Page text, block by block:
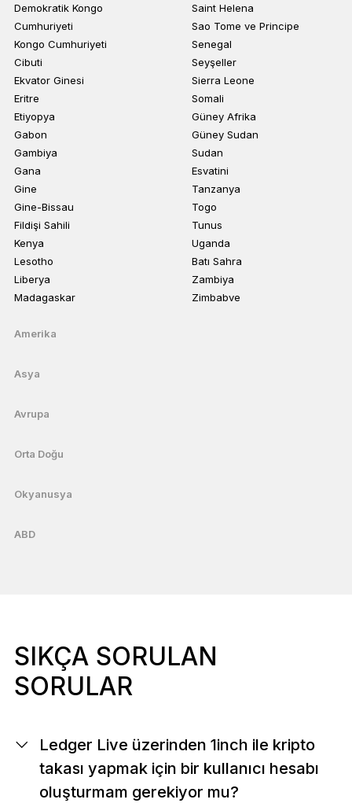
Demokratik Kongo
Cumhuriyeti
Kongo Cumhuriyeti
Cibuti
Ekvator Ginesi
Eritre
Etiyopya
Gabon
Gambiya
Gana
Gine
Gine-Bissau
Fildişi Sahili
Kenya
Lesotho
Liberya
Madagaskar
Saint Helena
Sao Tome ve Principe
Senegal
Seyşeller
Sierra Leone
Somali
Güney Afrika
Güney Sudan
Sudan
Esvatini
Tanzanya
Togo
Tunus
Uganda
Batı Sahra
Zambiya
Zimbabve
Amerika
Asya
Avrupa
Orta Doğu
Okyanusya
ABD
SIKÇA SORULAN
SORULAR
Ledger Live üzerinden 1inch ile kripto
takası yapmak için bir kullanıcı hesabı
oluşturmam gerekiyor mu?